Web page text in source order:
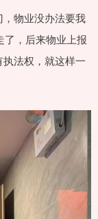
物业没办法要我
了，后来物业上报
法权，就这样一